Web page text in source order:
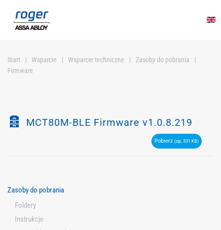
Przejdź do głównej treści
Start Wsparcie Wsparcie techniczne
Zasoby do pobrania
Firmware
Z
w
i
z
MCT80M-BLE Firmware v1.0.8.219
Pobierz (zip, 331 KB)
Zasoby do pobrania
Foldery
Instrukcje